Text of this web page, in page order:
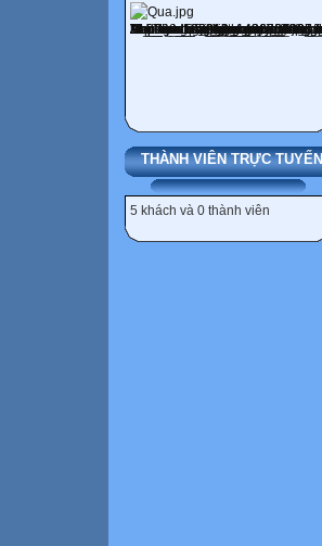
THÀNH VIÊN TRỰC TUYẾN
5 khách và 0 thành viên